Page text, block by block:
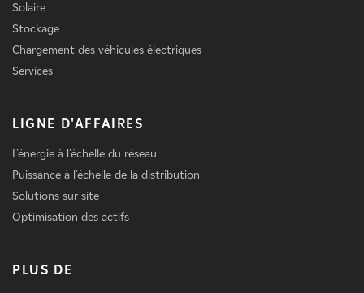
Solaire
Stockage
Chargement des véhicules électriques
Services
LIGNE D'AFFAIRES
L'énergie à l'échelle du réseau
Puissance à l'échelle de la distribution
Solutions sur site
Optimisation des actifs
PLUS DE